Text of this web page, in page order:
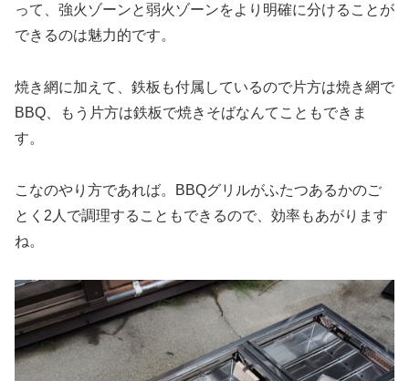
って、強火ゾーンと弱火ゾーンをより明確に分けることが
できるのは魅力的です。
焼き網に加えて、鉄板も付属しているので片方は焼き網で
BBQ、もう片方は鉄板で焼きそばなんてこともできま
す。
こなのやり方であれば。BBQグリルがふたつあるかのご
とく2人で調理することもできるので、効率もあがります
ね。